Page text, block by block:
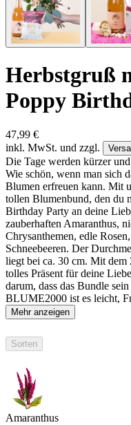
Herbstgruß
Poppy
47,99 €
inkl. MwSt. und zzgl.
Die Tage werden kürzer
Wie schön, wenn man sich
Blumen erfreuen kann. Mit
tollen Blumenbund, den du
Birthday Party an deine
zauberhaften Amaranthus,
Chrysanthemen, edle
Schneebeeren. Der
liegt bei ca. 30 cm. Mit dem
tolles Präsent für deine
darum, dass das Bundle
BLUME2000 ist es leicht,
Mehr anzeigen
Sorten
Amaranthus